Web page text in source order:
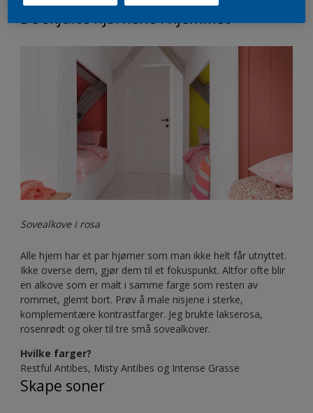
De skjulte hjørnene i hjemmet
Sovealkove i rosa
Alle hjem har et par hjørner som man ikke helt får utnyttet.
Ikke overse dem, gjør dem til et fokuspunkt. Altfor ofte blir
en alkove som er malt i samme farge som resten av
rommet, glemt bort. Prøv å male nisjene i sterke,
komplementære kontrastfarger. Jeg brukte lakserosa,
rosenrødt og oker til tre små sovealkover.
Hvilke farger?
Restful Antibes, Misty Antibes og Intense Grasse
Skape soner